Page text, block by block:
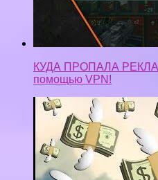
КУДА ПРОПАЛА
помощью VPN!